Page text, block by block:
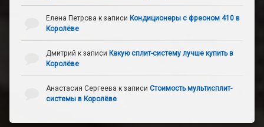
Елена Петрова к записи Кондиционеры с фреоном 410 в
Королёве
Дмитрий к записи Какую сплит-систему лучше купить в
Королёве
Анастасия Сергеева к записи Стоимость мультисплит-
системы в Королёве